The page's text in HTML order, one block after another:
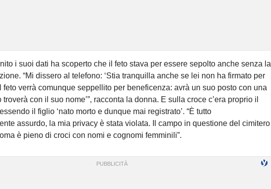
i suoi dati ha scoperto che il feto stava per essere sepolto anche senza la
“Mi dissero al telefono: ‘Stia tranquilla anche se lei non ha firmato per
feto verrà comunque seppellito per beneficenza: avrà un suo posto con una
con il suo nome’”, racconta la donna. E sulla croce c’era proprio il
il figlio ‘nato morto e dunque mai registrato’. “È tutto
assurdo, la mia privacy è stata violata. Il campo in questione del cimitero
è pieno di croci con nomi e cognomi femminili”.